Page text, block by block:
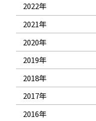
2022年
2021年
2020年
2019年
2018年
2017年
2016年